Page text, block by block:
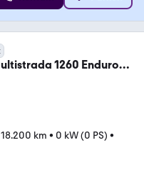
1260 Enduro
uvm.
18.200 km • 0 kW (0 PS) •